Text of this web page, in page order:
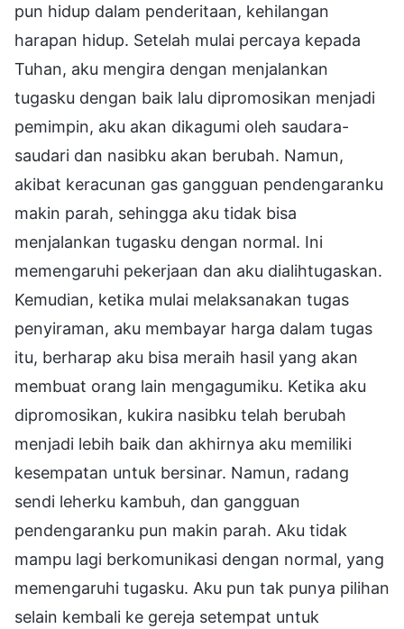
pun hidup dalam penderitaan, kehilangan
harapan hidup. Setelah mulai percaya kepada
Tuhan, aku mengira dengan menjalankan
tugasku dengan baik lalu dipromosikan menjadi
pemimpin, aku akan dikagumi oleh saudara-
saudari dan nasibku akan berubah. Namun,
akibat keracunan gas gangguan pendengaranku
makin parah, sehingga aku tidak bisa
menjalankan tugasku dengan normal. Ini
memengaruhi pekerjaan dan aku dialihtugaskan.
Kemudian, ketika mulai melaksanakan tugas
penyiraman, aku membayar harga dalam tugas
itu, berharap aku bisa meraih hasil yang akan
membuat orang lain mengagumiku. Ketika aku
dipromosikan, kukira nasibku telah berubah
menjadi lebih baik dan akhirnya aku memiliki
kesempatan untuk bersinar. Namun, radang
sendi leherku kambuh, dan gangguan
pendengaranku pun makin parah. Aku tidak
mampu lagi berkomunikasi dengan normal, yang
memengaruhi tugasku. Aku pun tak punya pilihan
selain kembali ke gereja setempat untuk